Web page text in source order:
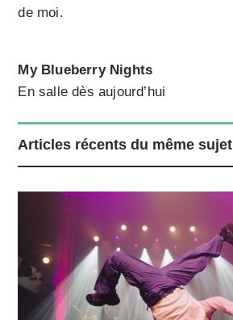
de moi.
My Blueberry Nights
En salle dès aujourd’hui
Articles récents du même sujet